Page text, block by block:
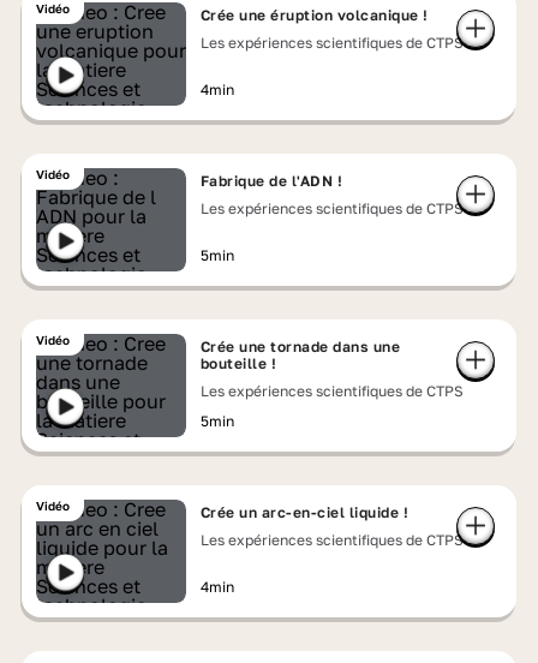
Vidéo
Crée une éruption volcanique !
Les expériences scientifiques de CTPS
4min
Vidéo
Fabrique de l'ADN !
Les expériences scientifiques de CTPS
5min
Vidéo
Crée une tornade dans une
bouteille !
Les expériences scientifiques de CTPS
5min
Vidéo
Crée un arc-en-ciel liquide !
Les expériences scientifiques de CTPS
4min